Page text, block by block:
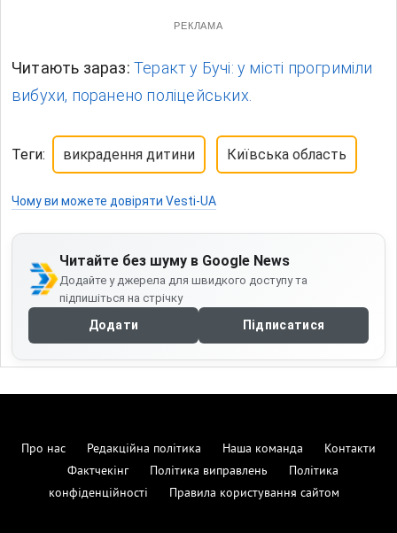
РЕКЛАМА
Читають зараз: Теракт у Бучі: у місті прогриміли
вибухи, поранено поліцейських.
Теги: викрадення дитини Київська область
Чому ви можете довіряти Vesti-UA
Читайте без шуму в Google News
Додайте у джерела для швидкого доступу та
підпишіться на стрічку
Додати Підписатися
Про нас Редакційна політика Наша команда
Контакти
Фактчекінг
Політика виправлень
Політика
конфіденційності
Правила користування сайтом